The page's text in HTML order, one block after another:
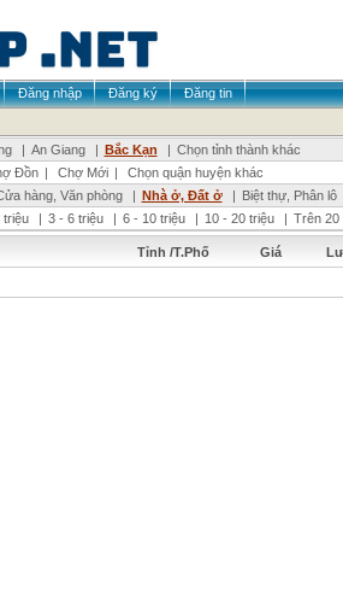
Đăng nhập Đăng ký
Đăng tin
| An Giang | Bắc Kạn | Chọn tỉnh thành khác
Đồn | Chợ Mới |
Chọn quận huyện khác
hàng, Văn phòng | Nhà ở, Đất ở | Biệt thự, Phân lô
triệu | 3 - 6 triệu | 6 - 10 triệu | 10 - 20 triệu | Trên 20
Tỉnh /T.Phố Giá